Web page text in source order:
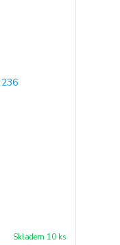
Skladem 10 ks